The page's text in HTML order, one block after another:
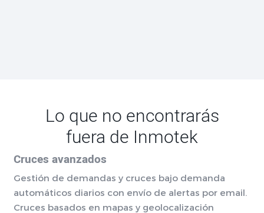
Lo que no encontrarás
fuera de Inmotek
Cruces avanzados
Gestión de demandas y cruces bajo demanda
automáticos diarios con envío de alertas por email.
Cruces basados en mapas y geolocalización